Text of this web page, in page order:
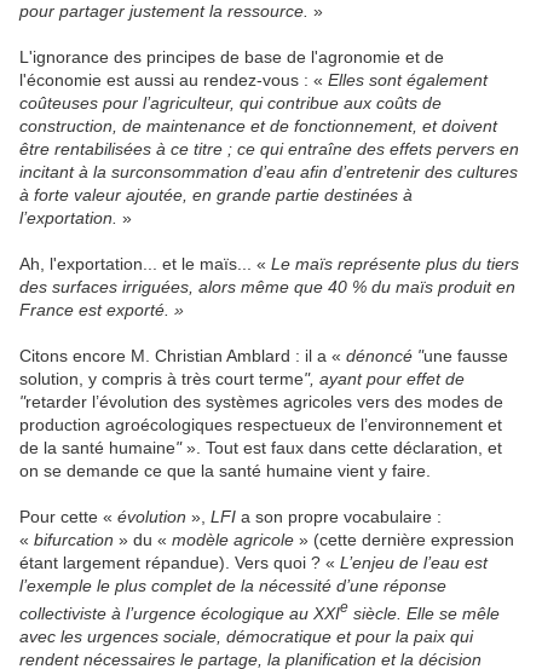
pour partager justement la ressource. »
L'ignorance des principes de base de l'agronomie et de
l'économie est aussi au rendez-vous : « Elles sont également
coûteuses pour l’agriculteur, qui contribue aux coûts de
construction, de maintenance et de fonctionnement, et doivent
être rentabilisées à ce titre ; ce qui entraîne des effets pervers en
incitant à la surconsommation d’eau afin d’entretenir des cultures
à forte valeur ajoutée, en grande partie destinées à
l’exportation. »
Ah, l'exportation... et le maïs... « Le maïs représente plus du tiers
des surfaces irriguées, alors même que 40 % du maïs produit en
France est exporté. »
Citons encore M. Christian Amblard : il a « dénoncé "une fausse
solution, y compris à très court terme", ayant pour effet de
"retarder l’évolution des systèmes agricoles vers des modes de
production agroécologiques respectueux de l’environnement et
de la santé humaine"». Tout est faux dans cette déclaration, et
on se demande ce que la santé humaine vient y faire.
Pour cette « évolution », LFI a son propre vocabulaire :
« bifurcation » du « modèle agricole » (cette dernière expression
étant largement répandue). Vers quoi ? « L’enjeu de l’eau est
l’exemple le plus complet de la nécessité d’une réponse
collectiviste à l’urgence écologique au XXIe siècle. Elle se mêle
avec les urgences sociale, démocratique et pour la paix qui
rendent nécessaires le partage, la planification et la décision